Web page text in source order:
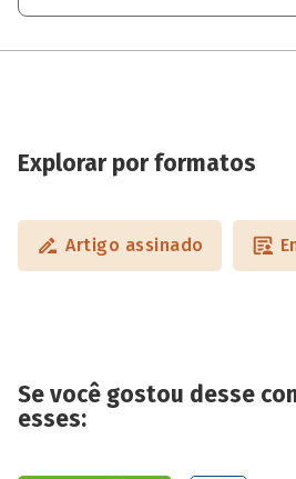
Explorar por formatos
Artigo assinado
Se você gostou desse
esses: